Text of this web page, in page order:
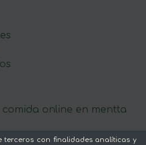
online en mentta
terceros con finalidades analíticas y